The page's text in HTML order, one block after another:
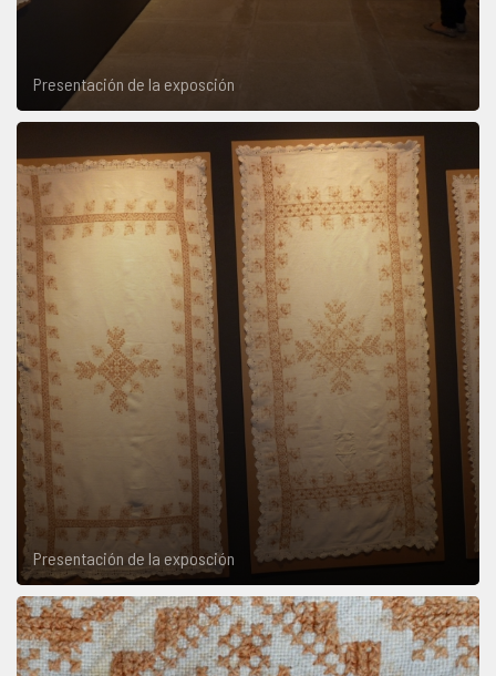
Presentación de la exposción
Presentación de la exposción